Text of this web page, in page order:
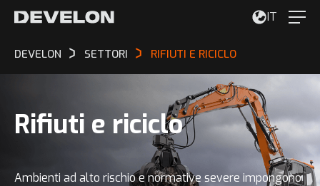
IT
DEVELON SETTORI RIFIUTI E RICICLO
Rifiuti e riciclo
Ambienti ad alto rischio e normative severe impongono